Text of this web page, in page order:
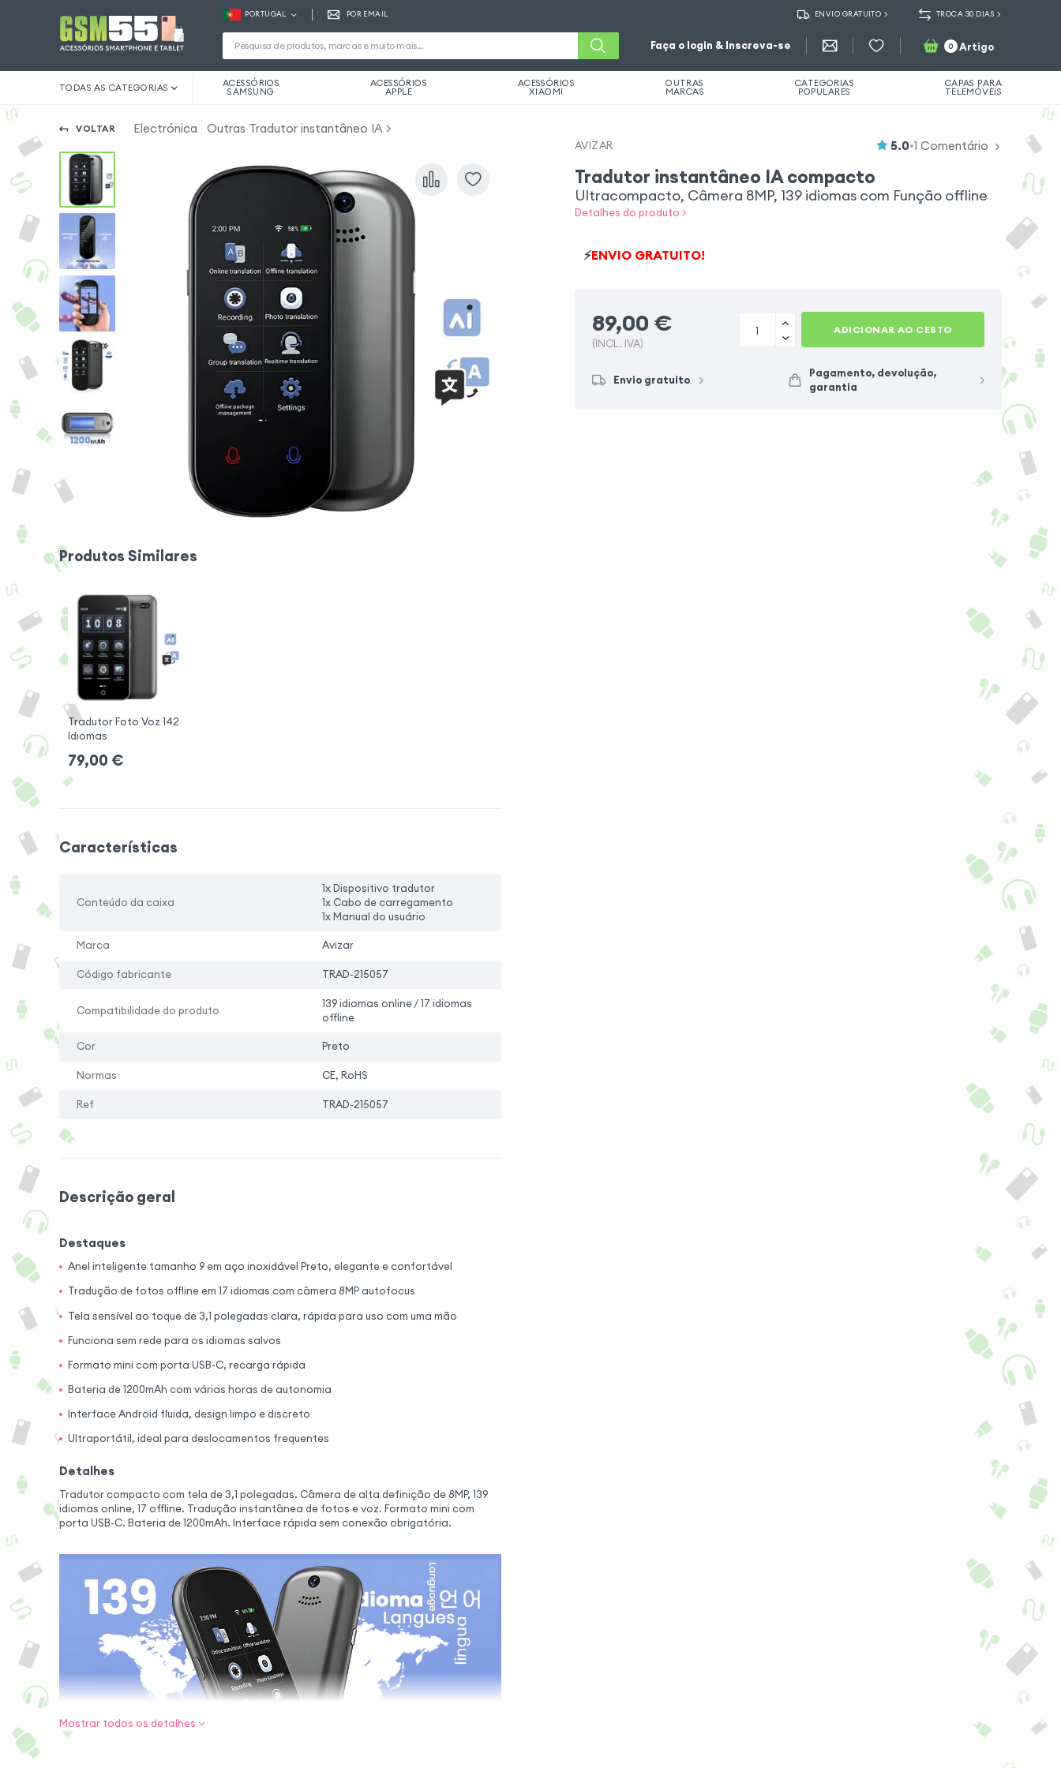
PORTUGAL POR EMAIL ENVIO GRATUITO TROCA 30 DIAS
Faça o login & Inscreva-se 0 Artigo
TODAS AS CATEGORIAS ACESSÓRIOS
SAMSUNG
ACESSÓRIOS
APPLE
ACESSÓRIOS
XIAOMI
OUTRAS
MARCAS
CATEGORIAS
POPULARES
CAPAS PARA
TELEMÓVEIS
VOLTAR Electrónica Outras Tradutor instantâneo IA
Produtos Similares
Tradutor Foto Voz 142
Idiomas
79,00 €
Características
Conteúdo da caixa
1x Dispositivo tradutor
1x Cabo de carregamento
1x Manual do usuário
Marca Avizar
Código fabricante TRAD-215057
Compatibilidade do produto
139 idiomas online / 17 idiomas
offline
Cor Preto
Normas CE, RoHS
Ref TRAD-215057
Descrição geral
Destaques
Anel inteligente tamanho 9 em aço inoxidável Preto, elegante e confortável
Tradução de fotos offline em 17 idiomas com câmera 8MP autofocus
Tela sensível ao toque de 3,1 polegadas clara, rápida para uso com uma mão
Funciona sem rede para os idiomas salvos
Formato mini com porta USB-C, recarga rápida
Bateria de 1200mAh com várias horas de autonomia
Interface Android fluida, design limpo e discreto
Ultraportátil, ideal para deslocamentos frequentes
Detalhes
Tradutor compacto com tela de 3,1 polegadas. Câmera de alta definição de 8MP, 139
idiomas online, 17 offline. Tradução instantânea de fotos e voz. Formato mini com
porta USB-C. Bateria de 1200mAh. Interface rápida sem conexão obrigatória.
Mostrar todos os detalhes
AVIZAR 5.0•1 Comentário
Tradutor instantâneo IA compacto
Ultracompacto, Câmera 8MP, 139 idiomas com Função offline
Detalhes do produto >
⚡ENVIO GRATUITO!
89,00 €
(INCL. IVA)
ADICIONAR AO CESTO
Envio gratuito
Pagamento, devolução,
garantia